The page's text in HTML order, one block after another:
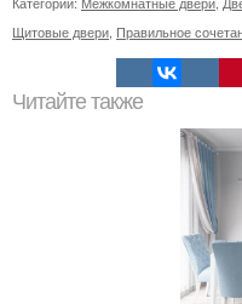
Щитовые двери Правильное
Читайте также